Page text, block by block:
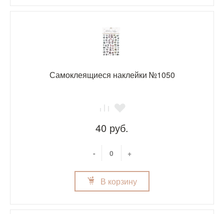
Самоклеящиеся наклейки №1050
40 руб.
- +
В корзину